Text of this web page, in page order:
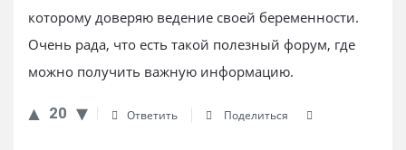
которому доверяю ведение своей беременности.
Очень рада, что есть такой полезный форум, где
можно получить важную информацию.
20 Ответить Поделиться